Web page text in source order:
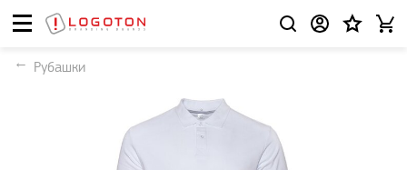
Рубашки